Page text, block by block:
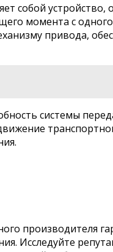
собой устройство,
момента с одного
привода,
системы
производителя
Исследуйте